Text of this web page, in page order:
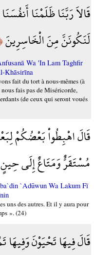
قَالاَ رَبَّنَا ظَلَمْنَا
لَنَكُونَنَّ مِنَ الْخَاسِرِينَ﴿٢٣﴾
Wa 'In Lam Taghfir
Khāsirīna
fait du tort à nous-mêmes (à
fais pas de Miséricorde,
(de ceux qui seront voués
قَالَ اهْبِطُواْ بَعْضُكُمْ
مُسْتَقَرٌّ وَمَتَاعٌ إِلَى حِينٍ
`Adūwun Wa Lakum Fī
uns des autres. Et il y aura pour
». (24)
قَالَ فِيهَا تَحْيَوْنَ